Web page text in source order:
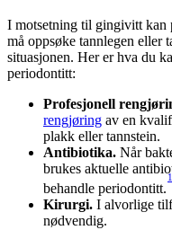
I motsetning til gingivitt kan
må oppsøke tannlegen eller
situasjonen. Her er hva du
periodontitt:
Profesjonell
rengjøring av en
plakk eller tannstein.
Antibiotika. Når
brukes aktuelle
behandle periodontitt.
Kirurgi. I alvorlige
nødvendig.